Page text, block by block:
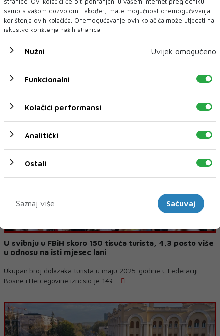
NASTAVAK POZITIVNOG TRENDA U TURIZMU
BiH u svibnju posjetilo za 30,2% više turista posto no u
travnju
Turisti su u Bosni i Hercegovini u svibnju tekuće, 2025. godine,
ostvarili 202.688 posjeta, &scar...
U svibnju u FBiH skoro 150 tisuća turista, 4,3 posto više
u odnosu na isti mjesec lani
Ukupan broj dolazaka turista u maju 2025. godine u Federaciji
Bosne i Hercegovine iznosio je 149....
samo s vašom dozvolom. Također, imate mogućnost onemogućavanja
korištenja ovih kolačića. Onemogućavanje ovih kolačića može utjecati na
iskustvo korištenja naših stranica.
Nužni Uvijek omogućeno
Funkcionalni
Kolačići performansi
Analitički
Ostali
Saznaj više
Sačuvaj